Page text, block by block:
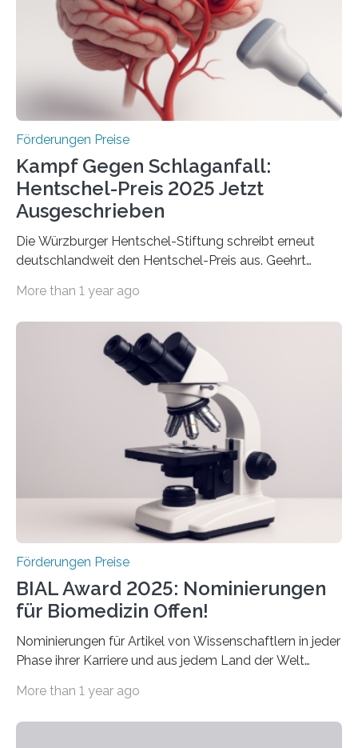
Innovationskompetenz INNO-KOM. Auf dem
Innovationstag Mittelstand 2025 am 5. Juni 2025 in
Berlin überbrachte das Bundesministerium für
Wirtschaft und Energie eine gute Nachricht:
Überplanmäßige Verpflichtungsermächtigungen in
Förderungen Preise
Kampf Gegen Schlaganfall:
Hentschel-Preis 2025 Jetzt
Ausgeschrieben
Die Würzburger Hentschel-Stiftung schreibt erneut
deutschlandweit den Hentschel-Preis aus. Geehrt
hochrangige wissenschaftliche Publikation zum Thema
Schlaganfall“ mit Sitz in Würzburg fördert die
Schlaganfallforschung, um die Behandlung der
Betroffenen zu verbessern. Dazu schreibt sie auch in
diesem Jahr wieder deutschlandweit den Hentschel-
Preis aus. Er richtet sich gezielt an jüngere
Forscherinnen und Forscher unter 40 Jahren. Geehrt
werden soll eine herausragende Doktorarbeit oder eine
hochrangige wissenschaftliche Publikation zum Thema
More than 1 year ago
Förderungen Preise
BIAL Award 2025: Nominierungen
für Biomedizin Offen!
Nominierungen für Artikel von Wissenschaftlern in jeder
Phase ihrer Karriere und aus jedem Land der Welt
Leben gerufen, um die bemerkenswertesten
More than 1 year ago